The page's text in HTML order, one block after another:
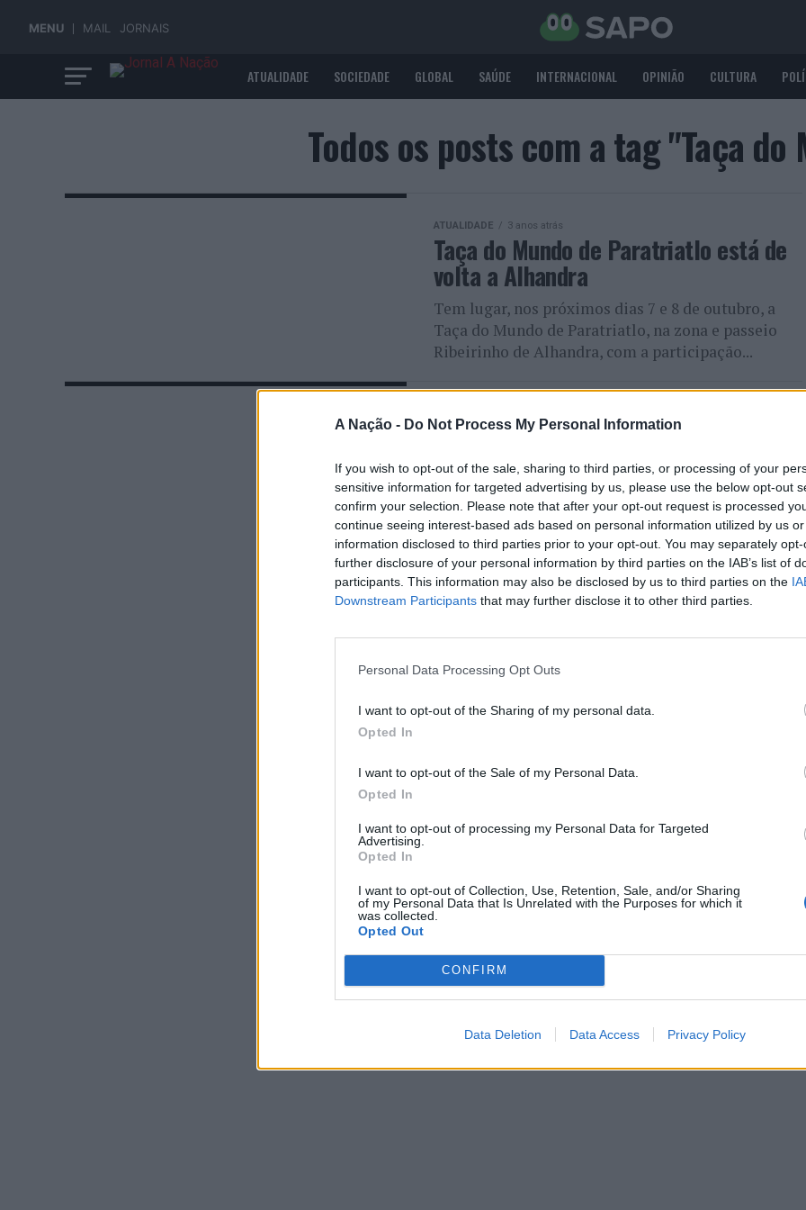
A Nação - Do Not Process My Personal Information
If you wish to opt-out of the sale, sharing to third parties, or processing of your
sensitive information for targeted advertising by us, please use the below opt-out
confirm your selection. Please note that after your opt-out request is processed
continue seeing interest-based ads based on personal information utilized by us
information disclosed to third parties prior to your opt-out. You may separately
further disclosure of your personal information by third parties on the IAB’s list of
participants. This information may also be disclosed by us to third parties on the
Downstream Participants that may further disclose it to other third parties.
Personal Data Processing Opt Outs
I want to opt-out of the Sharing of my personal data.
Opted In
I want to opt-out of the Sale of my Personal Data.
Opted In
I want to opt-out of processing my Personal Data for Targeted
Advertising.
Opted In
I want to opt-out of Collection, Use, Retention, Sale, and/or Sharing
of my Personal Data that Is Unrelated with the Purposes for which it
was collected.
Opted Out
CONFIRM
Data Deletion Data Access Privacy Policy
MENU MAIL JORNAIS
ATUALIDADE SOCIEDADE GLOBAL SAÚDE INTERNACIONAL OPINIÃO CULTURA
Todos os posts com a tag "Taça do
ATUALIDADE 3 anos atrás
Taça do Mundo de Paratriatlo está de
volta a Alhandra
Tem lugar, nos próximos dias 7 e 8 de outubro, a
Taça do Mundo de Paratriatlo, na zona e passeio
Ribeirinho de Alhandra, com a participação...
Taça do Mundo de Paratriatlo e Taça
da Europa de Triatlo Sprint realiza-se
em Alhandra
Provas contam com cerca de 300 atletas de 30
países